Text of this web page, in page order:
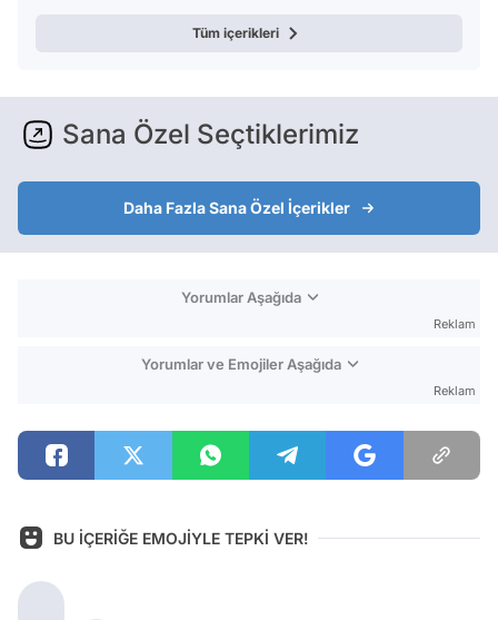
Tüm içerikleri
Sana Özel Seçtiklerimiz
Daha Fazla Sana Özel İçerikler
Yorumlar Aşağıda
Reklam
Yorumlar ve Emojiler Aşağıda
Reklam
BU İÇERİĞE EMOJİYLE TEPKİ VER!